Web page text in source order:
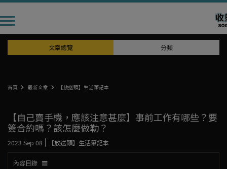
文章總覽 分類
首頁 最新文章 【放送頭】生活筆記本
【自己賣手機，應該注意甚麼】事前工作有哪些？要
簽合約嗎？該怎麼做勒？
2023 Sep 08 【放送頭】生活筆記本
內容目錄